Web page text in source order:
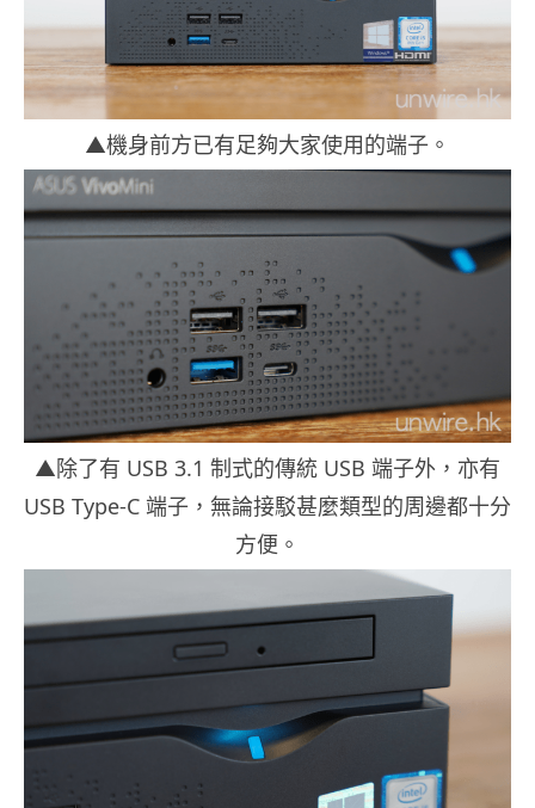
▲機身前方已有足夠大家使用的端子。
▲除了有 USB 3.1 制式的傳統 USB 端子外，亦有
USB Type-C 端子，無論接駁甚麼類型的周邊都十分
方便。